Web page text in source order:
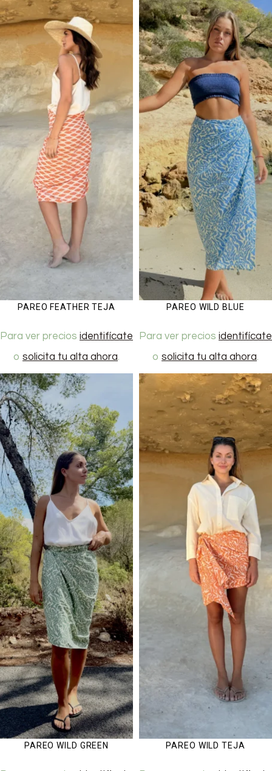
PAREO FEATHER TEJA
Para ver precios identifícate
o solicita tu alta ahora.
PAREO WILD BLUE
Para ver precios identifícate
o solicita tu alta ahora.
PAREO WILD GREEN PAREO WILD TEJA